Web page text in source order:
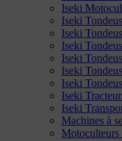
Iseki
Iseki
Iseki
Iseki
Iseki
Iseki
Iseki
Iseki
Iseki
Machines à
Motoculteurs